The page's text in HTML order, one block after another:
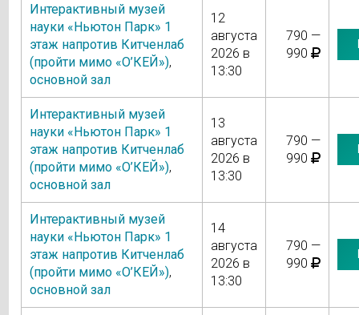
Интерактивный музей
науки «Ньютон Парк» 1
этаж напротив Китченлаб
(пройти мимо «О’КЕЙ»),
основной зал
12
августа
2026 в
13:30
790 —
990
Интерактивный музей
науки «Ньютон Парк» 1
этаж напротив Китченлаб
(пройти мимо «О’КЕЙ»),
основной зал
13
августа
2026 в
13:30
790 —
990
Интерактивный музей
науки «Ньютон Парк» 1
этаж напротив Китченлаб
(пройти мимо «О’КЕЙ»),
основной зал
14
августа
2026 в
13:30
790 —
990